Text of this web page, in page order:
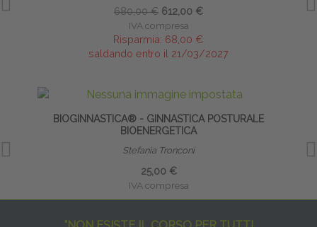
680,00 € 612,00 €
IVA compresa
Risparmia: 68,00 €
saldando entro il 21/03/2027
BIOGINNASTICA® - GINNASTICA POSTURALE
BIOENERGETICA
Stefania Tronconi
25,00 €
IVA compresa